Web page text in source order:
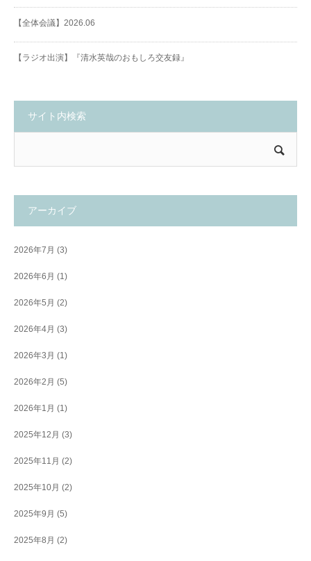
【全体会議】2026.06
【ラジオ出演】『清水英哉のおもしろ交友録』
サイト内検索
アーカイブ
2026年7月 (3)
2026年6月 (1)
2026年5月 (2)
2026年4月 (3)
2026年3月 (1)
2026年2月 (5)
2026年1月 (1)
2025年12月 (3)
2025年11月 (2)
2025年10月 (2)
2025年9月 (5)
2025年8月 (2)